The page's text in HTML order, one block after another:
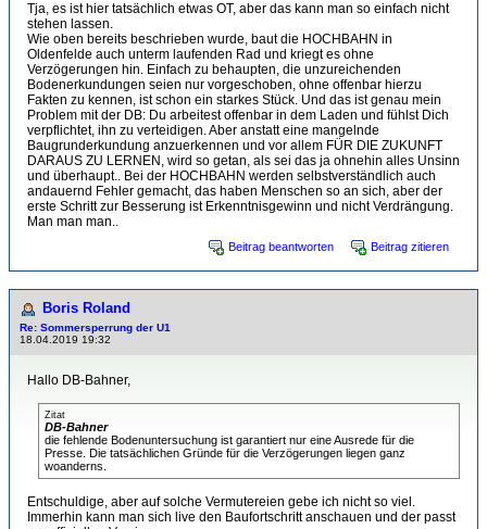
Tja, es ist hier tatsächlich etwas OT, aber das kann man so einfach nicht
stehen lassen.
Wie oben bereits beschrieben wurde, baut die HOCHBAHN in
Oldenfelde auch unterm laufenden Rad und kriegt es ohne
Verzögerungen hin. Einfach zu behaupten, die unzureichenden
Bodenerkundungen seien nur vorgeschoben, ohne offenbar hierzu
Fakten zu kennen, ist schon ein starkes Stück. Und das ist genau mein
Problem mit der DB: Du arbeitest offenbar in dem Laden und fühlst Dich
verpflichtet, ihn zu verteidigen. Aber anstatt eine mangelnde
Baugrunderkundung anzuerkennen und vor allem FÜR DIE ZUKUNFT
DARAUS ZU LERNEN, wird so getan, als sei das ja ohnehin alles Unsinn
und überhaupt.. Bei der HOCHBAHN werden selbstverständlich auch
andauernd Fehler gemacht, das haben Menschen so an sich, aber der
erste Schritt zur Besserung ist Erkenntnisgewinn und nicht Verdrängung.
Man man man..
Beitrag beantworten Beitrag zitieren
Boris Roland
Re: Sommersperrung der U1
18.04.2019 19:32
Hallo DB-Bahner,
Zitat
DB-Bahner
die fehlende Bodenuntersuchung ist garantiert nur eine Ausrede für die
Presse. Die tatsächlichen Gründe für die Verzögerungen liegen ganz
woanderns.
Entschuldige, aber auf solche Vermutereien gebe ich nicht so viel.
Immerhin kann man sich live den Baufortschritt anschauen und der passt